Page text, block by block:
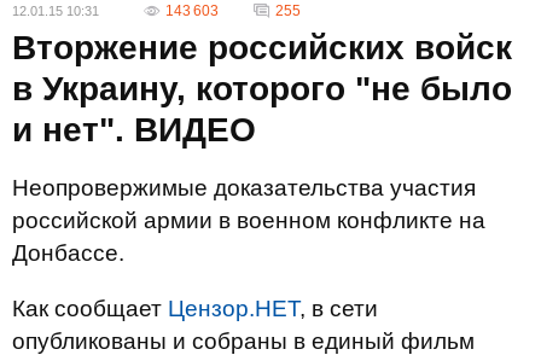
12.01.15 10:31 143 603 255
Вторжение российских войск
в Украину, которого "не было
и нет". ВИДЕО
Неопровержимые доказательства участия
российской армии в военном конфликте на
Донбассе.
Как сообщает Цензор.НЕТ, в сети
опубликованы и собраны в единый фильм